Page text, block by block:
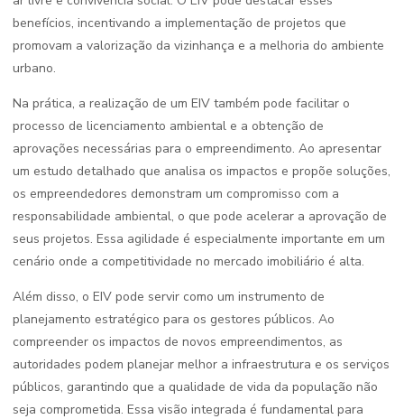
benefícios, incentivando a implementação de projetos que
promovam a valorização da vizinhança e a melhoria do ambiente
urbano.
Na prática, a realização de um EIV também pode facilitar o
processo de licenciamento ambiental e a obtenção de
aprovações necessárias para o empreendimento. Ao apresentar
um estudo detalhado que analisa os impactos e propõe soluções,
os empreendedores demonstram um compromisso com a
responsabilidade ambiental, o que pode acelerar a aprovação de
seus projetos. Essa agilidade é especialmente importante em um
cenário onde a competitividade no mercado imobiliário é alta.
Além disso, o EIV pode servir como um instrumento de
planejamento estratégico para os gestores públicos. Ao
compreender os impactos de novos empreendimentos, as
autoridades podem planejar melhor a infraestrutura e os serviços
públicos, garantindo que a qualidade de vida da população não
seja comprometida. Essa visão integrada é fundamental para